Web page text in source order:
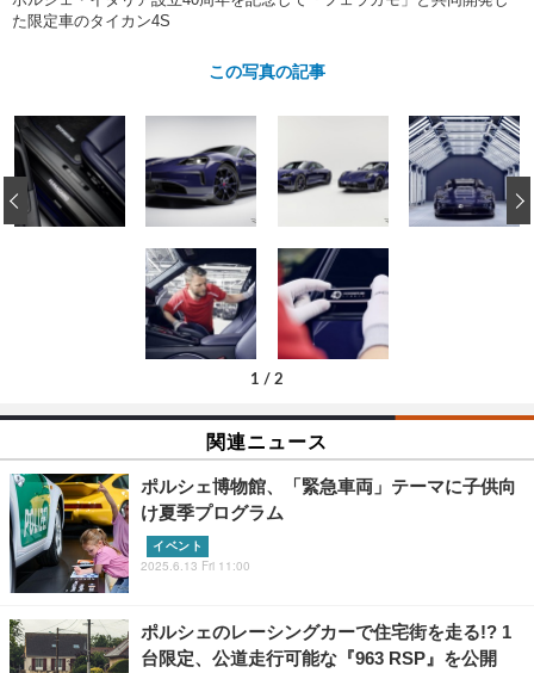
ェクト
た限定車のタイカン4S
この写真の記事
1 / 2
‹
関連ニュース
ポルシェ博物館、「緊急車両」テーマに子供向
け夏季プログラム
イベント
2025.6.13 Fri 11:00
ポルシェのレーシングカーで住宅街を走る!? 1
台限定、公道走行可能な『963 RSP』を公開